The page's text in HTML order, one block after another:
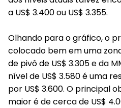
a US$ 3.400 ou US$ 3.355.
Olhando para o gráfico, o
colocado bem em uma
de pivô de US$ 3.305 e da
nível de US$ 3.580 é uma
por US$ 3.600. O principal
maior é de cerca de US$